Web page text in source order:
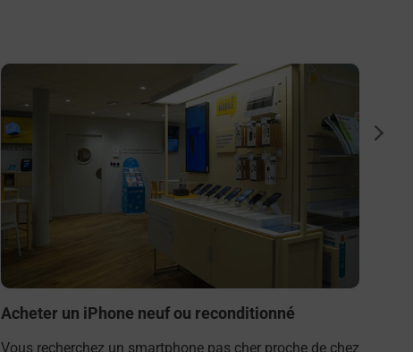
En savoir plus
Acheter un iPhone neuf ou reconditionné
Vous recherchez un smartphone pas cher proche de chez
Vous